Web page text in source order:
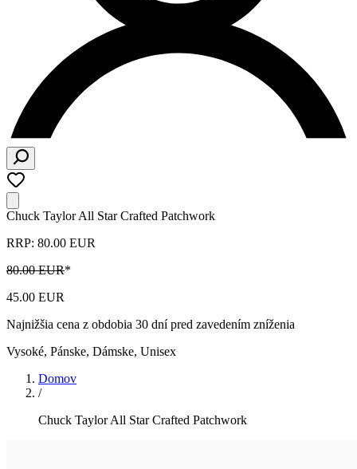
Chuck Taylor All Star Crafted Patchwork
RRP: 80.00 EUR
80.00 EUR*
45.00 EUR
Najnižšia cena z obdobia 30 dní pred zavedením zníženia
Vysoké, Pánske, Dámske, Unisex
Domov
/
Chuck Taylor All Star Crafted Patchwork